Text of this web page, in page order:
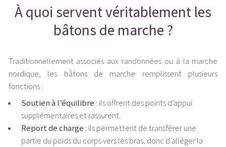
À quoi servent véritablement les
bâtons de marche ?
Traditionnellement associés aux randonnées ou à la marche
nordique, les bâtons de marche remplissent plusieurs
fonctions :
Soutien à l’équilibre : ils offrent des points d’appui
supplémentaires et rassurent.
Report de charge : ils permettent de transférer une
partie du poids du corps vers les bras, donc d’alléger la